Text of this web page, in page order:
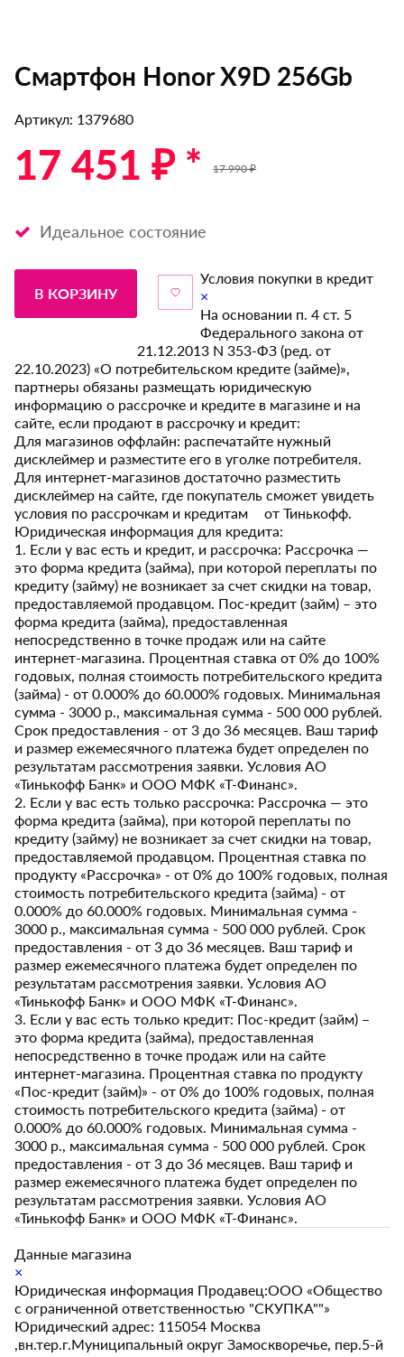
Смартфон Honor X9D 256Gb
Артикул: 1379680
17 451 ₽ * 17 990 ₽
Идеальное состояние
В КОРЗИНУ
Условия покупки в кредит
×
На основании п. 4 ст. 5
Федерального закона от
21.12.2013 N 353-ФЗ (ред. от
22.10.2023) «О потребительском кредите (займе)»,
партнеры обязаны размещать юридическую
информацию о рассрочке и кредите в магазине и на
сайте, если продают в рассрочку и кредит:
Для магазинов оффлайн: распечатайте нужный
дисклеймер и разместите его в уголке потребителя.
Для интернет-магазинов достаточно разместить
дисклеймер на сайте, где покупатель сможет увидеть
условия по рассрочкам и кредитам от Тинькофф.
Юридическая информация для кредита:
1. Если у вас есть и кредит, и рассрочка: Рассрочка —
это форма кредита (займа), при которой переплаты по
кредиту (займу) не возникает за счет скидки на товар,
предоставляемой продавцом. Пос-кредит (займ) – это
форма кредита (займа), предоставленная
непосредственно в точке продаж или на сайте
интернет-магазина. Процентная ставка от 0% до 100%
годовых, полная стоимость потребительского кредита
(займа) - от 0.000% до 60.000% годовых. Минимальная
сумма - 3000 р., максимальная сумма - 500 000 рублей.
Срок предоставления - от 3 до 36 месяцев. Ваш тариф
и размер ежемесячного платежа будет определен по
результатам рассмотрения заявки. Условия АО
«Тинькофф Банк» и ООО МФК «Т-Финанс».
2. Если у вас есть только рассрочка: Рассрочка — это
форма кредита (займа), при которой переплаты по
кредиту (займу) не возникает за счет скидки на товар,
предоставляемой продавцом. Процентная ставка по
продукту «Рассрочка» - от 0% до 100% годовых, полная
стоимость потребительского кредита (займа) - от
0.000% до 60.000% годовых. Минимальная сумма -
3000 р., максимальная сумма - 500 000 рублей. Срок
предоставления - от 3 до 36 месяцев. Ваш тариф и
размер ежемесячного платежа будет определен по
результатам рассмотрения заявки. Условия АО
«Тинькофф Банк» и ООО МФК «Т-Финанс».
3. Если у вас есть только кредит: Пос-кредит (займ) –
это форма кредита (займа), предоставленная
непосредственно в точке продаж или на сайте
интернет-магазина. Процентная ставка по продукту
«Пос-кредит (займ)» - от 0% до 100% годовых, полная
стоимость потребительского кредита (займа) - от
0.000% до 60.000% годовых. Минимальная сумма -
3000 р., максимальная сумма - 500 000 рублей. Срок
предоставления - от 3 до 36 месяцев. Ваш тариф и
размер ежемесячного платежа будет определен по
результатам рассмотрения заявки. Условия АО
«Тинькофф Банк» и ООО МФК «Т-Финанс».
Данные магазина
×
Юридическая информация Продавец:ООО «Общество
с ограниченной ответственностью "СКУПКА""»
Юридический адрес: 115054 Москва
,вн.тер.г.Муниципальный округ Замоскворечье, пер.5-й